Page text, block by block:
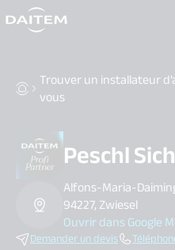
search.label
Trouver un installateur
vous
Peschl
Alfons-Maria-
94227, Zwiesel
Ouvrir dans Google
Demander un devis